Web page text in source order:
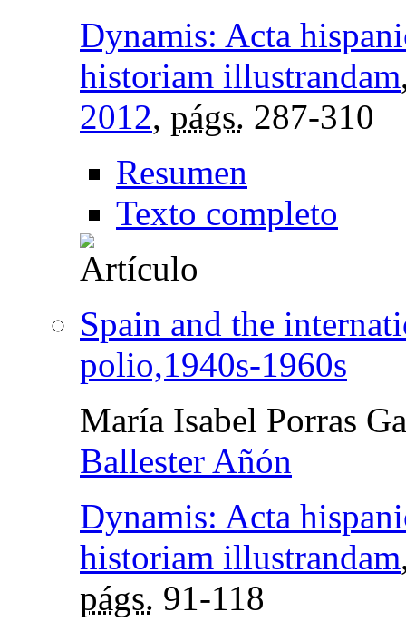
Dynamis: Acta
historiam illustrandam
2012, págs. 287-310
Resumen
Texto completo
Spain and the
polio,1940s-1960s
María Isabel Porras
Ballester Añón
Dynamis: Acta
historiam illustrandam
págs. 91-118